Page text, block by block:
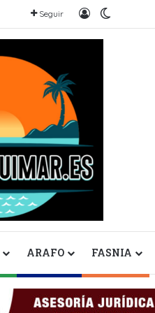
Seguir Iniciar sesión
ARAFO FASNIA